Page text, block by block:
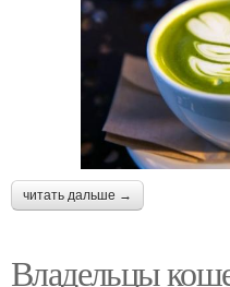
читать дальше →
Владельцы